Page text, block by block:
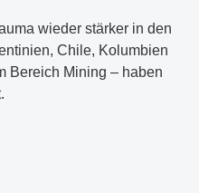
wieder stärker in den
Chile, Kolumbien
Bereich Mining – haben